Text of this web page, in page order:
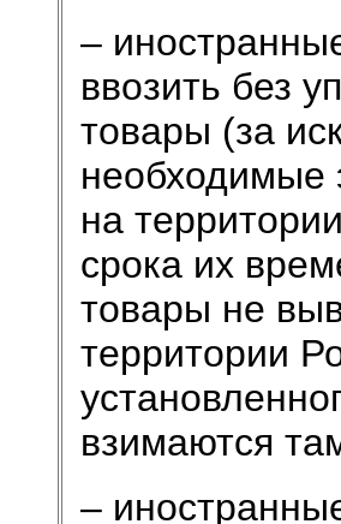
–
ввозить без
товары (за
необходимые
на
срока их
товары не
территории
взимаются
–